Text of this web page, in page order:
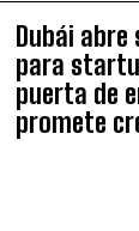
Dubái abre
para
puerta de
promete